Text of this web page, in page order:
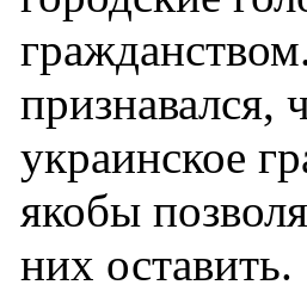
признавался,
украинское
якобы
них оставить.